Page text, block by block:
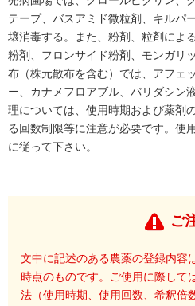
テープ、バスアミド微粒剤、キルパ
壌消毒する。また、粉剤、粒剤によ
粉剤、フロンサイド粉剤、モンガリ
布（株元散布を含む）では、アフェ
ー、カナメフロアブル、バリダシン
理については、使用時期および薬剤
る回数制限等に注意が必要です。使
に従って下さい。
ご
文中に記述のある農薬の登録内容
時点のものです。ご使用に際して
法（使用時期、使用回数、希釈倍